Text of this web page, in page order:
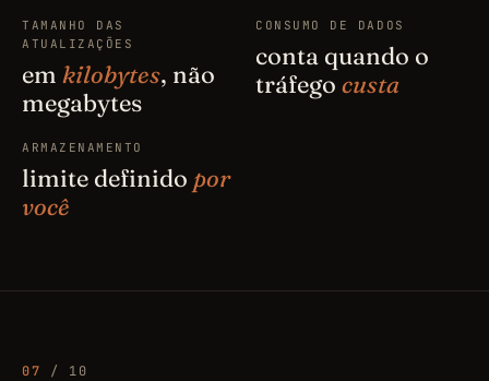
TAMANHO DAS
ATUALIZAÇÕES
em kilobytes, não
megabytes
CONSUMO DE DADOS
conta quando o
tráfego custa
ARMAZENAMENTO
limite definido por
você
07 / 10